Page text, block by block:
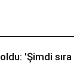
'Şimdi sıra